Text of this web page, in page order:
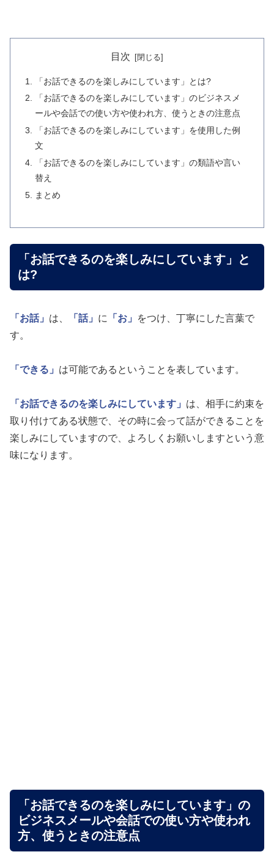
目次
「お話できるのを楽しみにしています」とは?
「お話できるのを楽しみにしています」のビジネスメ
ールや会話での使い方や使われ方、使うときの注意点
「お話できるのを楽しみにしています」を使用した例
文
「お話できるのを楽しみにしています」の類語や言い
替え
まとめ
「お話できるのを楽しみにしています」と
は?
「お話」 は、 「話」 に 「お」
をつけ、丁寧にした言葉で
す。
「できる」 は可能であるということを表しています。
「お話できるのを楽しみにしています」 は、相手に約束を
取り付けてある状態で、その時に会って話ができることを
楽しみにしていますので、よろしくお願いしますという意
味になります。
「お話できるのを楽しみにしています」の
ビジネスメールや会話での使い方や使われ
方、使うときの注意点